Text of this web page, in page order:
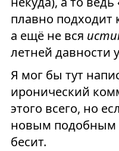
плавно подходит
а ещё не вся
летней давности
Я мог бы тут
иронический
этого всего, но
новым подобным
бесит.